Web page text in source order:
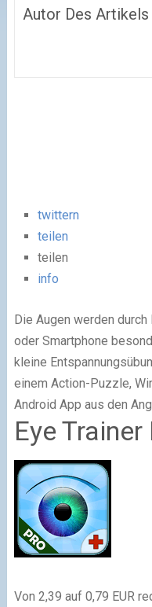
Autor Des Artikels
twittern
teilen
teilen
info
Die Augen werden
oder Smartphone
kleine
einem Action-Puzzle,
Android App aus den
Eye Trainer
Von 2,39 auf 0,79 EUR